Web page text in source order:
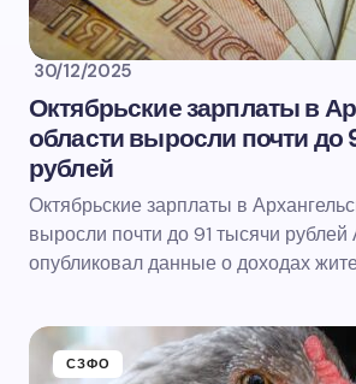
30/12/2025
Октябрьские зарплаты в
области выросли почти до
рублей
Октябрьские зарплаты в
выросли почти до 91 тысячи рублей
опубликовал данные о доходах
СЗФО